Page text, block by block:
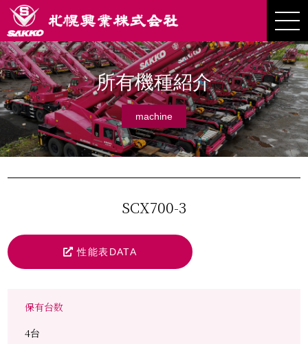
所有機種紹介
machine
SCX700-3
性能表DATA
保有台数
4台